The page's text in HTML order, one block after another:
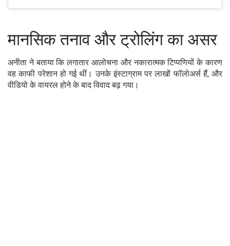
मानसिक तनाव और ट्रोलिंग का असर
अनीता ने बताया कि लगातार आलोचना और नकारात्मक टिप्पणियों के कारण
वह काफी परेशान हो गई थीं। उनके इंस्टाग्राम पर लाखों फॉलोअर्स हैं, और
वीडियो के वायरल होने के बाद विवाद बढ़ गया।